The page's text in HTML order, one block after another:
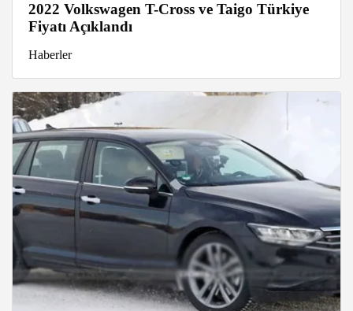
2022 Volkswagen T-Cross ve Taigo Türkiye
Fiyatı Açıklandı
Haberler